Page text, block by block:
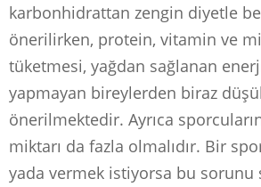
karbonhidrattan zengin diyetle
önerilirken, protein, vitamin ve
tüketmesi, yağdan sağlanan
yapmayan bireylerden biraz
önerilmektedir. Ayrıca
miktarı da fazla olmalıdır. Bir
yada vermek istiyorsa bu sorunu